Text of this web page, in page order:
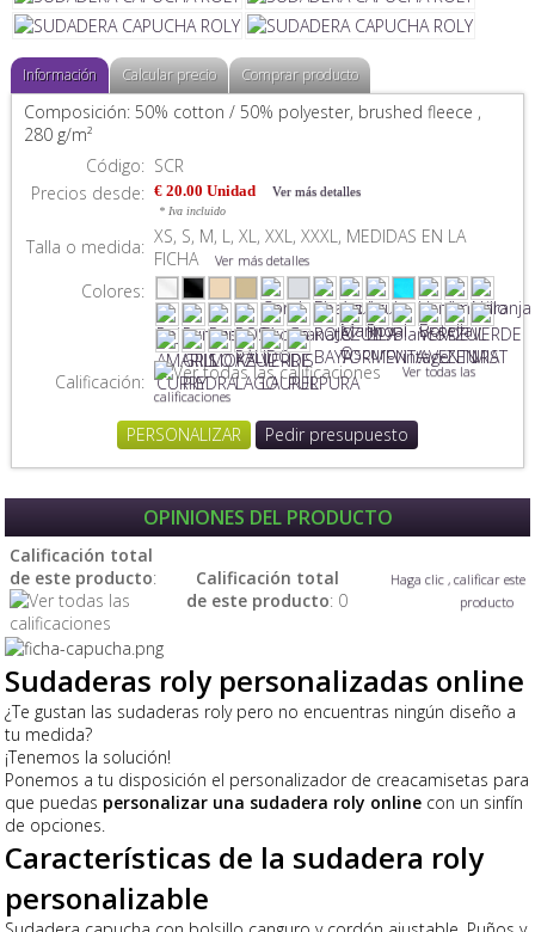
Información Calcular precio Comprar producto
Composición: 50% cotton / 50% polyester, brushed fleece ,
280 g/m²
Código: SCR
Precios desde: € 20.00 Unidad Ver más detalles
* Iva incluido
Talla o medida: XS, S, M, L, XL, XXL, XXXL, MEDIDAS EN LA
FICHA
Ver más detalles
Colores:
Calificación:
Ver todas las
calificaciones
PERSONALIZAR Pedir presupuesto
OPINIONES DEL PRODUCTO
Calificación total
de este producto:
Calificación total
de este producto: 0
Haga clic , calificar este
producto
Sudaderas roly personalizadas online
¿Te gustan las sudaderas roly pero no encuentras ningún diseño a
tu medida?
¡Tenemos la solución!
Ponemos a tu disposición el personalizador de creacamisetas para
que puedas personalizar una sudadera roly online con un sinfín
de opciones.
Características de la sudadera roly
personalizable